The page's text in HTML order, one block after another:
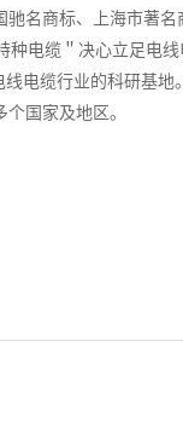
驰名商标、上海市
种电缆＂决心立足电
电缆行业的科研基
国家及地区。